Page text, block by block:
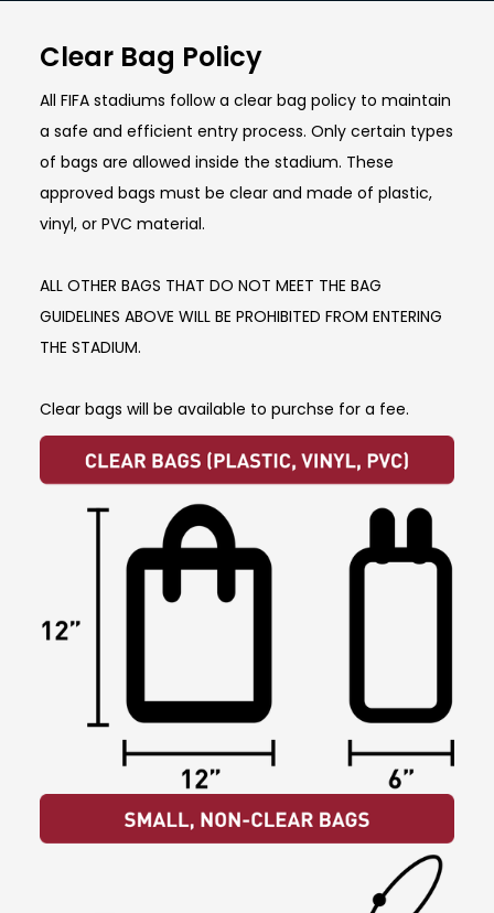
Clear Bag Policy
All FIFA stadiums follow a clear bag policy to maintain
a safe and efficient entry process. Only certain types
of bags are allowed inside the stadium. These
approved bags must be clear and made of plastic,
vinyl, or PVC material.
ALL OTHER BAGS THAT DO NOT MEET THE BAG
GUIDELINES ABOVE WILL BE PROHIBITED FROM ENTERING
THE STADIUM.
Clear bags will be available to purchse for a fee.